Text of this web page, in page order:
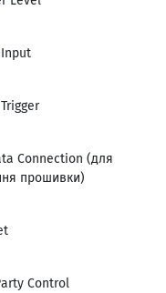
Input
Connection (для
прошивки)
Control